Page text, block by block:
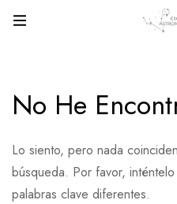
No He
Lo siento, pero nada
búsqueda. Por favor,
palabras clave diferentes.